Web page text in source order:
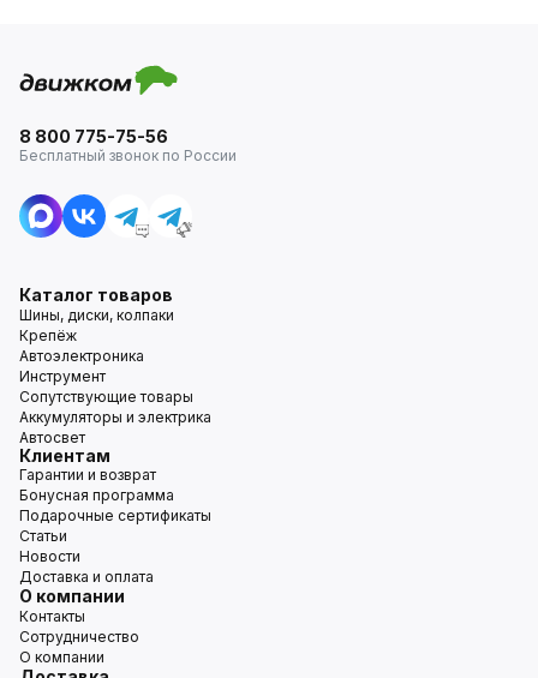
8 800 775-75-56
Бесплатный звонок по России
Каталог товаров
Шины, диски, колпаки
Крепёж
Автоэлектроника
Инструмент
Сопутствующие товары
Аккумуляторы и электрика
Автосвет
Клиентам
Гарантии и возврат
Бонусная программа
Подарочные сертификаты
Статьи
Новости
Доставка и оплата
О компании
Контакты
Сотрудничество
О компании